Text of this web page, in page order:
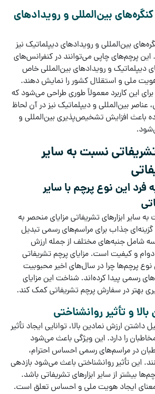
بین‌المللی و رویدادهای
بین‌المللی و رویدادهای دیپلماتیک نیز
اینپرچم‌های چاپیمی‌توانند در کنفرانس‌های
دیپلماتیک و رویدادهای بین‌المللی خاص
ملی و استقلال کشور را نمایش دهند.
برای این کاربرد معمولاً طوری طراحی می‌شود که
عناصر بین‌المللی و دیپلماتیک نیز در آن لحاظ
باعث افزایشتشخیص‌پذیری بین‌المللی و
نسبت به سایر
فرد این نوع پرچم با سایر
به سایر ابزارهای تشریفاتیمزایای منحصر به
گزینه‌ای جذاب برای مراسم‌های رسمی تبدیل
شامل جنبه‌های مختلف از جمله ارزش
دوام و کیفیت است. مزایای پرچم تشریفاتی
پرچم‌ها چرا در سال‌های اخیر محبوبیت
رسمی پیدا کرده‌اند. شناخت این مزایای
بهتر درسفارش پرچم تشریفاتیکمک کند.
داشتن ارزش نمادین بالا، توانایی ایجاد تأثیر
را دارد. این ویژگی باعث می‌شود
در مراسم‌های رسمی احساس احترام،
اینتأثیر روانشناختی باعث می‌شود بازدهی
بیشتر از سایر ابزارهای تشریفاتی باشد.
ایجاد هویت ملی و احساس تعلق است.